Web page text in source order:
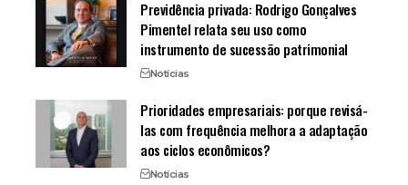
Previdência privada: Rodrigo Gonçalves
Pimentel relata seu uso como
instrumento de sucessão patrimonial
Notícias
Prioridades empresariais: porque revisá-
las com frequência melhora a adaptação
aos ciclos econômicos?
Notícias